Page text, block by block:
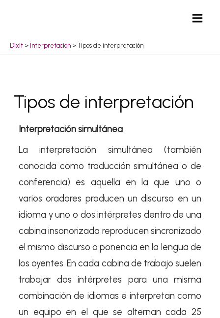
Dixit > Interpretación > Tipos de interpretación
Tipos de interpretación
Interpretación simultánea
La interpretación simultánea (también
conocida como traducción simultánea o de
conferencia) es aquella en la que uno o
varios oradores producen un discurso en un
idioma y uno o dos intérpretes dentro de una
cabina insonorizada reproducen sincronizado
el mismo discurso o ponencia en la lengua de
los oyentes. En cada cabina de trabajo suelen
trabajar dos intérpretes para una misma
combinación de idiomas e interpretan como
un equipo en el que se alternan cada 25